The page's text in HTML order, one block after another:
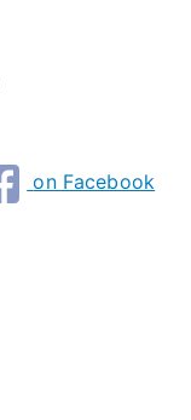
on Facebook